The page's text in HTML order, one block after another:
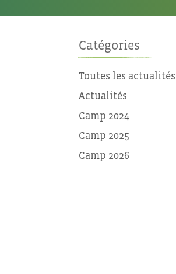
Catégories
Toutes les actualités
Actualités
Camp 2024
Camp 2025
Camp 2026